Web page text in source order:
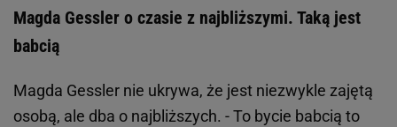
Magda Gessler o czasie z najbliższymi. Taką jest
babcią
Magda Gessler nie ukrywa, że jest niezwykle zajętą
osobą, ale dba o najbliższych. - To bycie babcią to